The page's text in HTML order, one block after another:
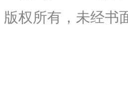
版权所有，未经书